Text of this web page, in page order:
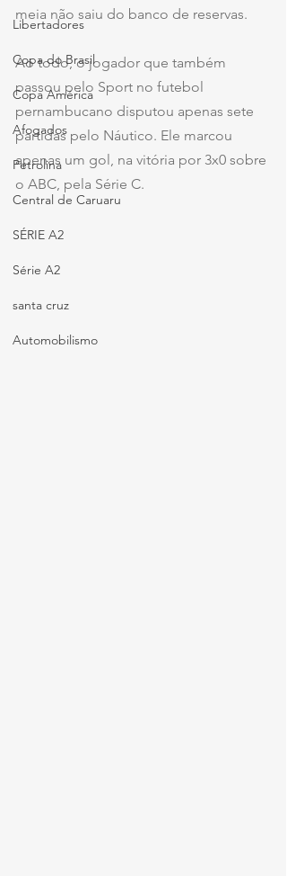
Libertadores
Copa do Brasil
Copa América
Afogados
Petrolina
Central de Caruaru
SÉRIE A2
Série A2
santa cruz
Automobilismo
meia não saiu do banco de reservas.
Ao todo, o jogador que também
passou pelo Sport no futebol
pernambucano disputou apenas sete
partidas pelo Náutico. Ele marcou
apenas um gol, na vitória por 3x0 sobre
o ABC, pela Série C.